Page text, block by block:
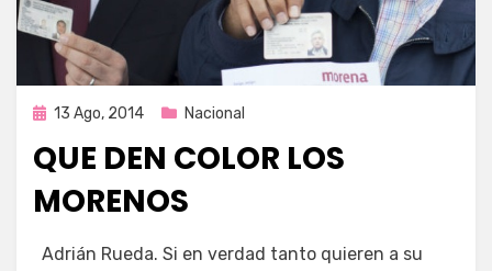
Publicada
13 Ago, 2014 Nacional
QUE DEN COLOR LOS
MORENOS
por Enrique
Adrián Rueda. Si en verdad tanto quieren a su